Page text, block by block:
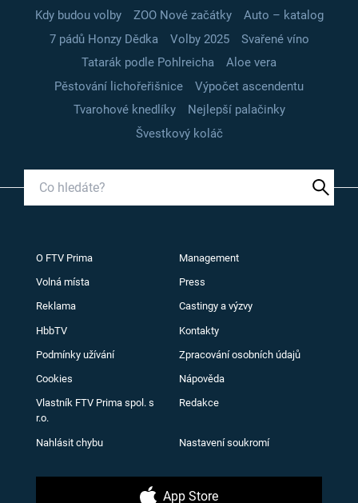
Kdy budou volby
ZOO Nové začátky
Auto – katalog
7 pádů Honzy Dědka
Volby 2025
Svařené víno
Tatarák podle Pohlreicha
Aloe vera
Pěstování lichořeřišnice
Výpočet ascendentu
Tvarohové knedlíky
Nejlepší palačinky
Švestkový koláč
O FTV Prima Management
Volná místa Press
Reklama Castingy a výzvy
HbbTV Kontakty
Podmínky užívání Zpracování osobních údajů
Cookies Nápověda
Vlastník FTV Prima spol. s
r.o.
Redakce
Nahlásit chybu Nastavení soukromí
App Store